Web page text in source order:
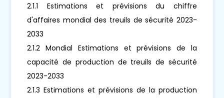
2.1.1 Estimations et prévisions du chiffre
d'affaires mondial des treuils de sécurité 2023-
2033
2.1.2 Mondial Estimations et prévisions de la
capacité de production de treuils de sécurité
2023-2033
2.1.3 Estimations et prévisions de la production